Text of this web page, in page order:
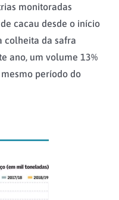
monitoradas
cacau desde o início
colheita da safra
ano, um volume 13%
período do